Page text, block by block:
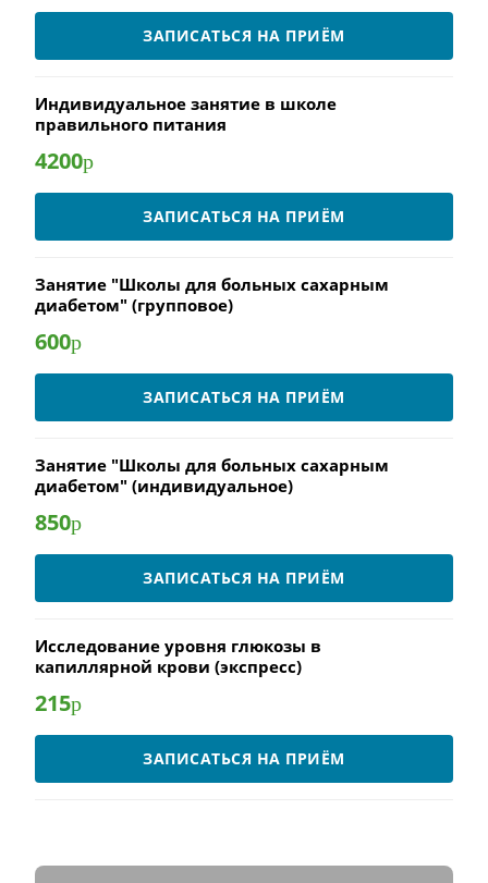
ЗАПИСАТЬСЯ НА ПРИЁМ
Индивидуальное занятие в школе
правильного питания
4200р
ЗАПИСАТЬСЯ НА ПРИЁМ
Занятие "Школы для больных сахарным
диабетом" (групповое)
600р
ЗАПИСАТЬСЯ НА ПРИЁМ
Занятие "Школы для больных сахарным
диабетом" (индивидуальное)
850р
ЗАПИСАТЬСЯ НА ПРИЁМ
Исследование уровня глюкозы в
капиллярной крови (экспресс)
215р
ЗАПИСАТЬСЯ НА ПРИЁМ